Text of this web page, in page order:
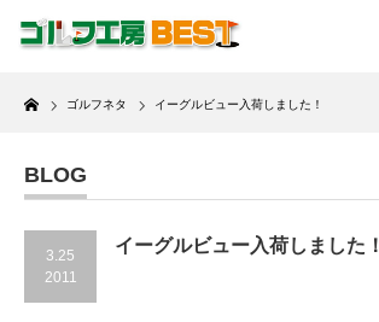
Home
ゴルフネタ イーグルビュー入荷しました！
BLOG
3.25
2011
イーグルビュー入荷しました！